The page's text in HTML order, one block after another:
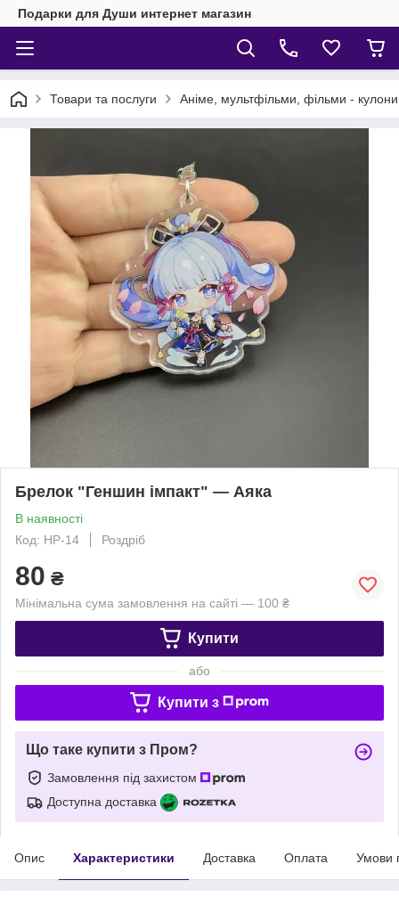
Подарки для Души интернет магазин
Товари та послуги Аніме, мультфільми, фільми -
Брелок "Геншин імпакт" — Аяка
В наявності
Код: HP-14
Роздріб
80 ₴
Мінімальна сума замовлення на сайті — 100 ₴
Купити
або
Купити з
Що таке купити з Пром?
Замовлення під захистом
Доступна доставка
Опис Характеристики Доставка Оплата Умови